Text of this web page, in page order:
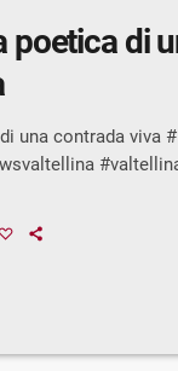
poetica di
una contrada viva